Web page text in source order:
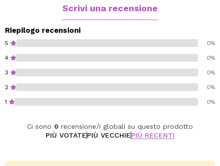
Scrivi una recensione
Riepilogo recensioni
5 0%
4 0%
3 0%
2 0%
1 0%
Ci sono 0 recensione/i globali su questo prodotto
PIÙ VOTATEPIÙ VECCHIEPIÙ RECENTI